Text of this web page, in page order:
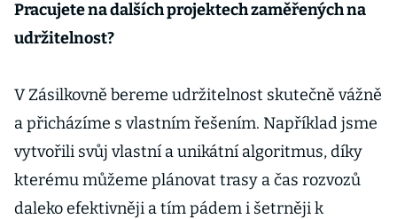
Pracujete na dalších projektech zaměřených na
udržitelnost?
V Zásilkovně bereme udržitelnost skutečně vážně
a přicházíme s vlastním řešením. Například jsme
vytvořili svůj vlastní a unikátní algoritmus, díky
kterému můžeme plánovat trasy a čas rozvozů
daleko efektivněji a tím pádem i šetrněji k